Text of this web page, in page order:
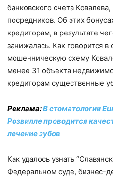
банковского счета
посредников. Об этих
кредиторам, в результате
занижалась. Как говорится
мошенническую схему
менее 31 объекта
кредиторам существенные
Реклама:В стоматологии
Розвилле проводится
лечение зубов
Как удалось узнать
Федеральном суде, бизнес-